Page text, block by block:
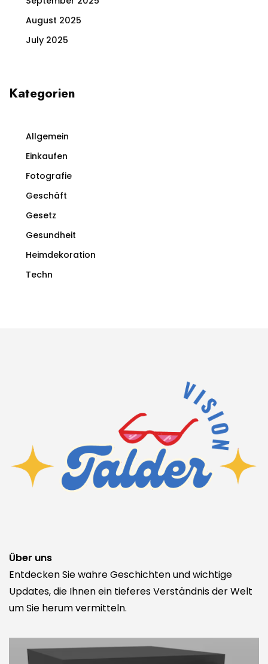
August 2025
July 2025
Kategorien
Allgemein
Einkaufen
Fotografie
Geschäft
Gesetz
Gesundheit
Heimdekoration
Techn
Über uns
Entdecken Sie wahre Geschichten und wichtige
Updates, die Ihnen ein tieferes Verständnis der Welt
um Sie herum vermitteln.